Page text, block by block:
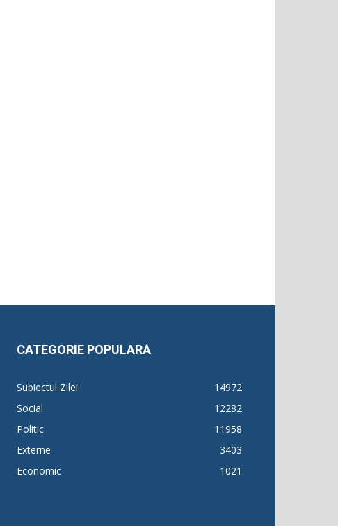
CATEGORIE POPULARĂ
Subiectul Zilei
14972
Social
12282
Politic
11958
Externe
3403
Economic
1021